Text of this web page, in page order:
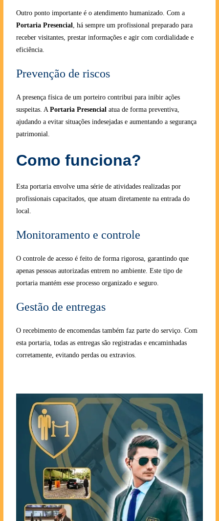
Outro ponto importante é o atendimento humanizado. Com a
Portaria Presencial, há sempre um profissional preparado para
receber visitantes, prestar informações e agir com cordialidade e
eficiência.
Prevenção de riscos
A presença física de um porteiro contribui para inibir ações
suspeitas. A Portaria Presencialatua de forma preventiva,
ajudando a evitar situações indesejadas e aumentando a segurança
patrimonial.
Como funciona?
Esta portaria envolve uma série de atividades realizadas por
profissionais capacitados, que atuam diretamente na entrada do
local.
Monitoramento e controle
O controle de acesso é feito de forma rigorosa, garantindo que
apenas pessoas autorizadas entrem no ambiente. Este tipo de
portaria mantém esse processo organizado e seguro.
Gestão de entregas
O recebimento de encomendas também faz parte do serviço. Com
esta portaria, todas as entregas são registradas e encaminhadas
corretamente, evitando perdas ou extravios.